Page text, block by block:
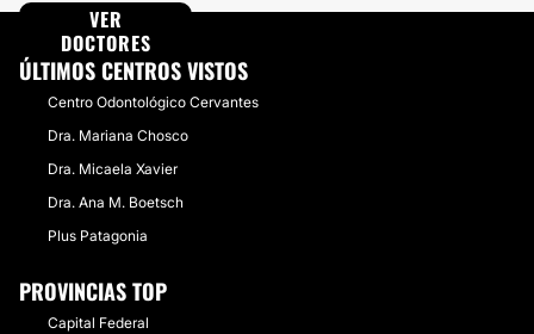
San Juan 6 Doctores · 2 Centros
Chubut
Chaco
Neuquén
Santiago del Estero
Formosa
Atlántico Sur
Santa Cruz
VER
DOCTORES
ÚLTIMOS CENTROS VISTOS
Centro Odontológico Cervantes
Dra. Mariana Chosco
Dra. Micaela Xavier
Dra. Ana M. Boetsch
Plus Patagonia
PROVINCIAS TOP
Capital Federal